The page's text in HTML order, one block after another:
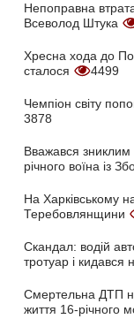
Непоправна
Всеволод Штука
Хресна хода до
сталося
4499
Чемпіон світу
3878
Вважався зниклим
річного воїна із
На Харківському
Теребовлянщини
Скандал: водій
тротуар і кидався
Смертельна ДТП
життя 16-річного